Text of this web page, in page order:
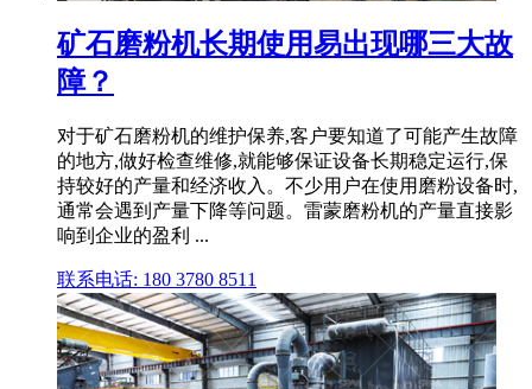
矿石磨粉机长期使用易出现哪三大故
障？
对于矿石磨粉机的维护保养,客户要知道了可能产生故障
的地方,做好检查维修,就能够保证设备长期稳定运行,保
持较好的产量和经济收入。不少用户在使用磨粉设备时,
通常会遇到产量下降等问题。雷蒙磨粉机的产量直接影
响到企业的盈利 ...
联系电话: 180 3780 8511